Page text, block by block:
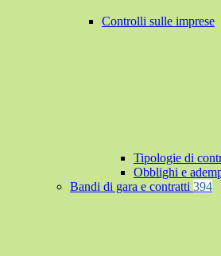
Controlli sulle imprese
Tipologie di
Obblighi e
Bandi di gara e contratti 394